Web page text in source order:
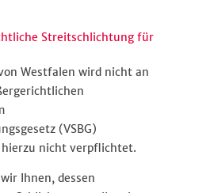
Streitschlichtung für
Westfalen wird nicht an
(VSBG)
nicht verpflichtet.
Ihnen, dessen